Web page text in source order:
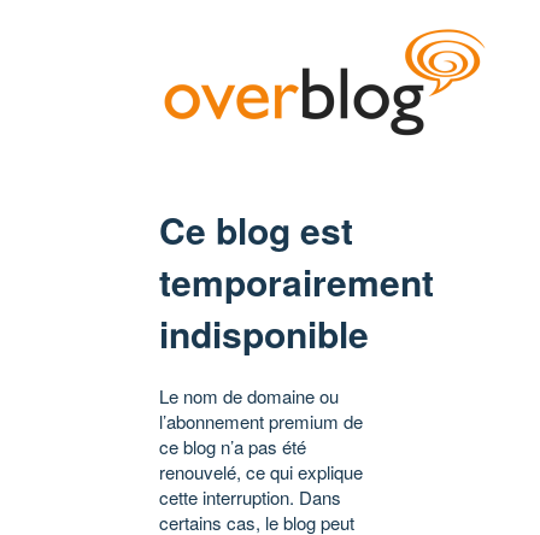
Ce blog est
temporairement
indisponible
Le nom de domaine ou
l’abonnement premium de
ce blog n’a pas été
renouvelé, ce qui explique
cette interruption. Dans
certains cas, le blog peut